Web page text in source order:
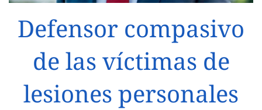
Defensor compasivo
de las víctimas de
lesiones personales